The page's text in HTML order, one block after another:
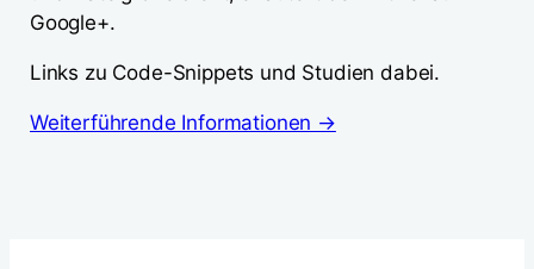
Google+.
Links zu Code-Snippets und Studien dabei.
Weiterführende Informationen →